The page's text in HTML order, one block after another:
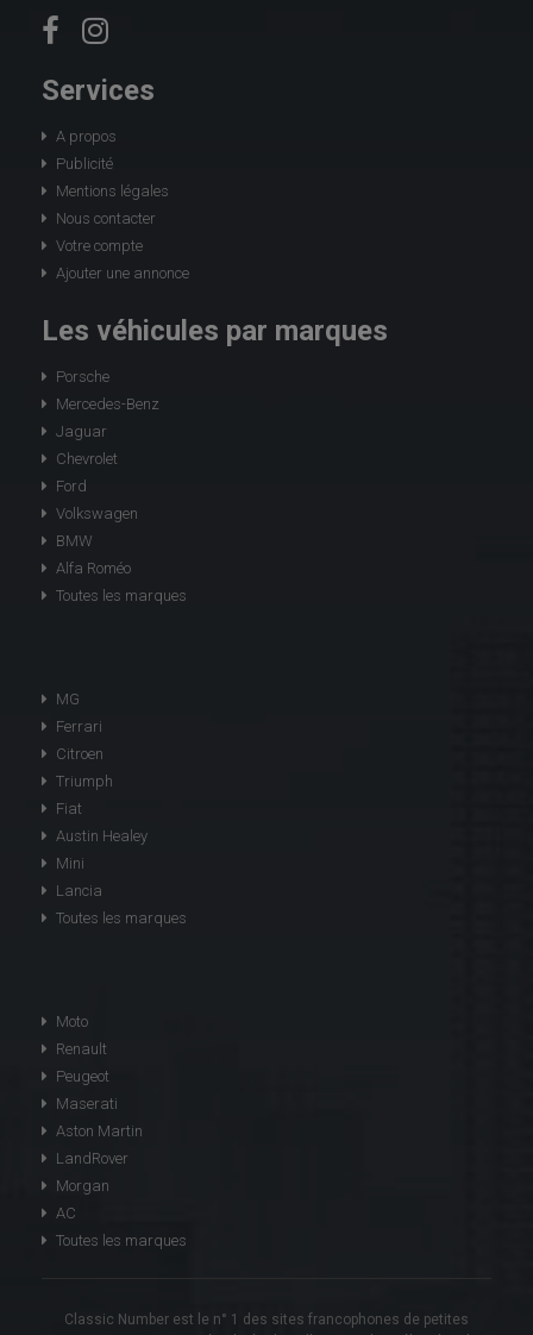
Services
A propos
Publicité
Mentions légales
Nous contacter
Votre compte
Ajouter une annonce
Les véhicules par marques
Porsche
Mercedes-Benz
Jaguar
Chevrolet
Ford
Volkswagen
BMW
Alfa Roméo
Toutes les marques
MG
Ferrari
Citroen
Triumph
Fiat
Austin Healey
Mini
Lancia
Toutes les marques
Moto
Renault
Peugeot
Maserati
Aston Martin
LandRover
Morgan
AC
Toutes les marques
Classic Number est le n° 1 des sites francophones de petites